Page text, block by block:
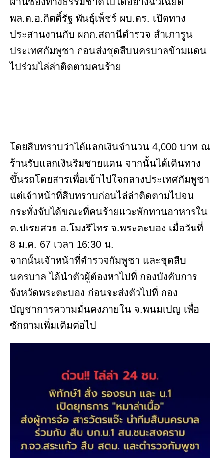
พล.ต.อ.กิตติ์รัฐ พันธุ์เพ็ชร์ ผบ.ตร. เปิดทาง
ประสานงานกับ ผกก.สถานีตำรวจ สำเภารูน
ประเทศกัมพูชา ก่อนส่งชุดสืบนครบาลข้ามแดน
ไปร่วมไล่ล่าติดตามคนร้าย
โดยสืบทราบว่าได้แลกเงินจำนวน 4,000 บาท ณ
ร้านรับแลกเงินริมชายแดน จากนั้นได้เดินทาง
ขึ้นรถโดยสารเพื่อเข้าไปใจกลางประเทศกัมพูชา
แต่เจ้าหน้าที่สืบทราบก่อนไล่ล่าติดตามไปจน
กระทั่งจับได้ขณะที่คนร้ายแวะพักทานอาหารใน
ต.ปเรยสวย อ.โมงรึไทร จ.พระตะบอง เมื่อวันที่
8 ม.ค. 67 เวลา 16:30 น.
จากนั้นเจ้าหน้าที่ตำรวจกัมพูชา และชุดสืบ
นครบาล ได้นำตัวผู้ต้องหาไปที่ กองบังคับการ
จังหวัดพระตะบอง ก่อนจะส่งตัวไปที่ กอง
บัญชาการความมั่นคงภายใน จ.พนมเปญ เพื่อ
ซักถามเพิ่มเติมต่อไป